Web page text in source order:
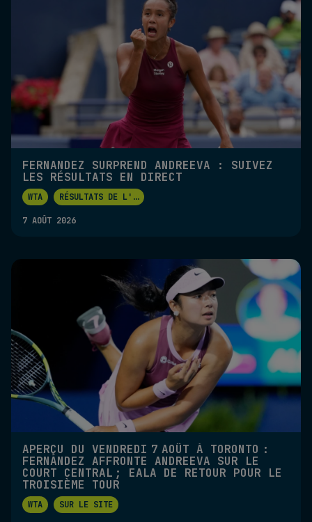
FERNANDEZ SURPREND ANDREEVA : SUIVEZ
LES RÉSULTATS EN DIRECT
WTA RÉSULTATS DE L' ...
7 AOÛT 2026
APERÇU DU VENDREDI 7 AOÛT À TORONTO :
FERNANDEZ AFFRONTE ANDREEVA SUR LE
COURT CENTRAL ; EALA DE RETOUR POUR LE
TROISIÈME TOUR
WTA SUR LE SITE